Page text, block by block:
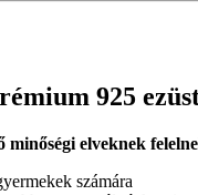
925
elveknek
számára